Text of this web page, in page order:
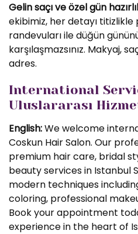
Gelin saçı ve özel gün
ekibimiz, her detayı titizlikle
randevuları ile düğün
karşılaşmazsınız. Makyaj,
adres.
International
Uluslararası
English:We welcome
Coskun Hair Salon. Our
premium hair care, bridal
beauty services in Istanbul
modern techniques
coloring, professional
Book your appointment
experience in the heart of